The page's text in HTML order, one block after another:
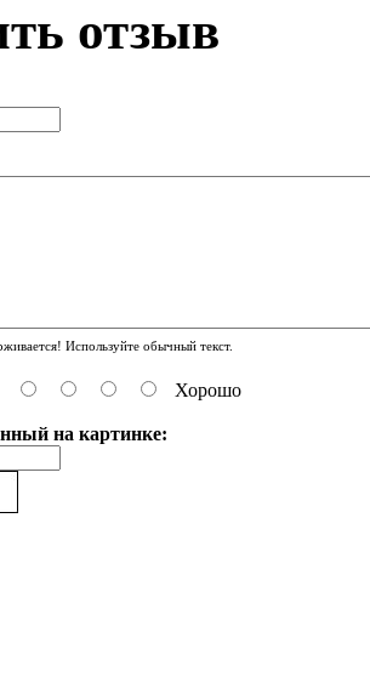
отзыв
Используйте обычный текст.
Хорошо
на картинке: